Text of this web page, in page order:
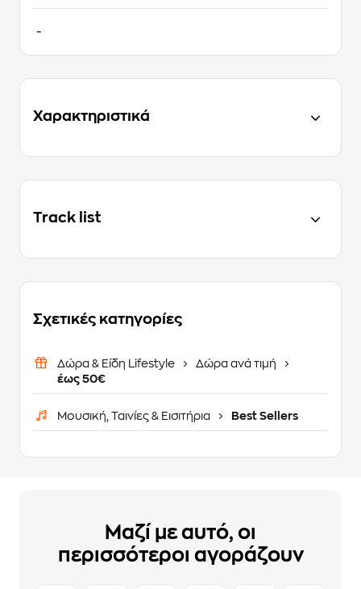
-
Χαρακτηριστικά
Track list
Σχετικές κατηγορίες
Δώρα & Είδη Lifestyle
Δώρα ανά τιμή
έως 50€
Μουσική, Ταινίες & Εισιτήρια Best Sellers
Μαζί με αυτό, οι
περισσότεροι αγοράζουν